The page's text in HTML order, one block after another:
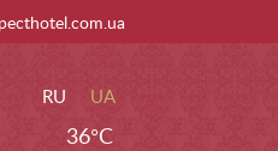
RU UA
36°C